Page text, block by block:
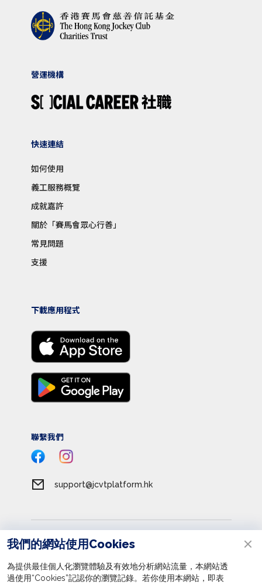
營運機構
快速連結
如何使用
義工服務概覽
成就嘉許
關於「賽馬會眾心行善」
常見問題
支援
下載應用程式
聯繫我們
support@jcvtplatform.hk
私隱政策
收集個人資料聲明
我們的網站使用Cookies
為提供最佳個人化瀏覽體驗及有效地分析網站流量，本網站透
過使用“Cookies”記認你的瀏覽記錄。若你使用本網站，即表